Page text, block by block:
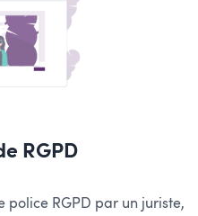
RGPD
police RGPD par un juriste,